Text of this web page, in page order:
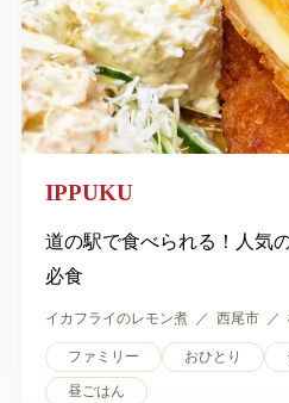
IPPUKU
道の駅で食べられる！人気
必食
イカフライのレモン煮 西尾市
ファミリー おひとり
昼ごはん